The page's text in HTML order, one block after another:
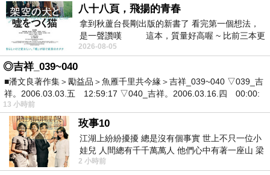
八十八頁，飛揚的青春
拿到秋蘆台長剛出版的新書了 看完第一個想法，
是一聲讚嘆 這本，質量好高喔 ~ 比前三本更
勝一
2026-08-05
◎吉祥_039~040
■潘文良著作集＞勵益品＞魚雁千里共今緣＞吉祥_039~040 ▽039_吉
祥。2006.03.03.五 12:59:17 ▽040_吉祥。2006.03.16.四 00:00:
13 小時前
玫事10
江湖上紛紛擾擾 總是沒有個事實 世上不只一位小
娃兒 人間總有千千萬萬人 他們心中有著一座山 梁
山佛山泰華衡恆嵩 一山之高
2 小時前